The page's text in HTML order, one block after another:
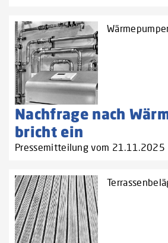
Nachfrage nach
bricht ein
Pressemitteilung vom 21.11.2025